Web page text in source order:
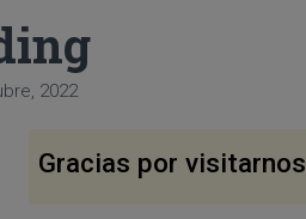
2022
Gracias por visitarnos